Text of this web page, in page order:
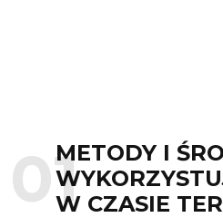
METODY I
W CZASIE